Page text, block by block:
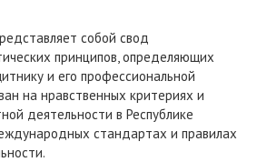
собой свод
принципов, определяющих
и его профессиональной
на нравственных критериях и
деятельности в Республике
стандартах и правилах